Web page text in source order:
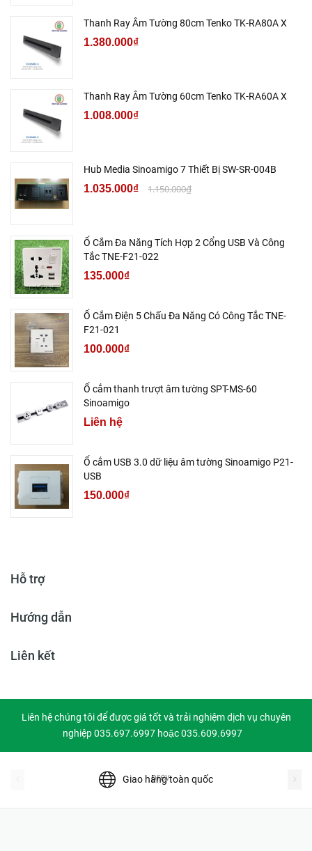
Thanh Ray Âm Tường 80cm Tenko TK-RA80A X
1.380.000₫
Thanh Ray Âm Tường 60cm Tenko TK-RA60A X
1.008.000₫
Hub Media Sinoamigo 7 Thiết Bị SW-SR-004B
1.035.000₫ 1.150.000₫
Ổ Cắm Đa Năng Tích Hợp 2 Cổng USB Và Công
Tắc TNE-F21-022
135.000₫
Ổ Cắm Điện 5 Chấu Đa Năng Có Công Tắc TNE-
F21-021
100.000₫
Ổ cắm thanh trượt âm tường SPT-MS-60
Sinoamigo
Liên hệ
Ổ cắm USB 3.0 dữ liệu âm tường Sinoamigo P21-
USB
150.000₫
Hỗ trợ
Hướng dẫn
Liên kết
Liên hệ chúng tôi để được giá tốt và trải nghiệm dịch vụ chuyên
nghiệp 035.697.6997 hoặc 035.609.6997
Giao hàng toàn quốc
prev